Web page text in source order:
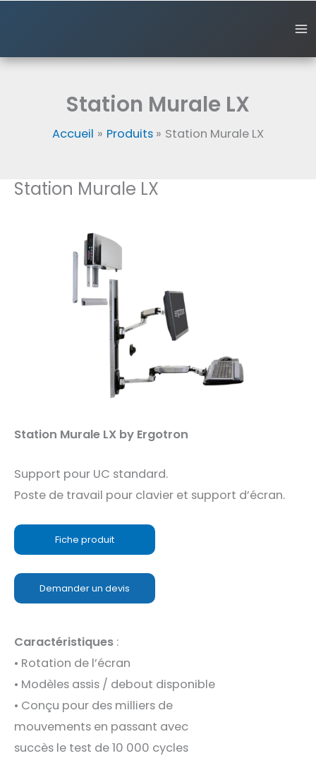
Station Murale LX
Accueil Produits Station Murale LX
Station Murale LX
Station Murale LX by Ergotron
Support pour UC standard.
Poste de travail pour clavier et support d’écran.
Fiche produit
Demander un devis
Caractéristiques :
• Rotation de l’écran
• Modèles assis / debout disponible
• Conçu pour des milliers de
mouvements en passant avec
succès le test de 10 000 cycles